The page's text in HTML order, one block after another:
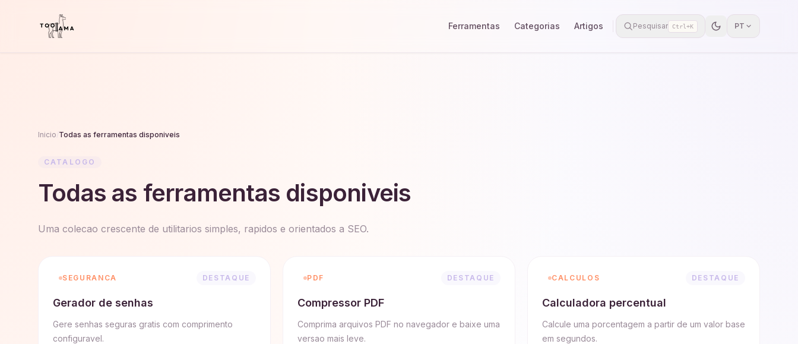
Ferramentas Categorias Artigos Pesquisar Ctrl+K PT
Inicio Todas as ferramentas disponiveis
CATALOGO
Todas as ferramentas disponiveis
Uma colecao crescente de utilitarios simples, rapidos e orientados a SEO.
SEGURANCA DESTAQUE
Gerador de senhas
Gere senhas seguras gratis com comprimento
configuravel.
PDF DESTAQUE
Compressor PDF
Comprima arquivos PDF no navegador e baixe uma
versao mais leve.
CALCULOS DESTAQUE
Calculadora percentual
Calcule uma porcentagem a partir de um valor base
em segundos.